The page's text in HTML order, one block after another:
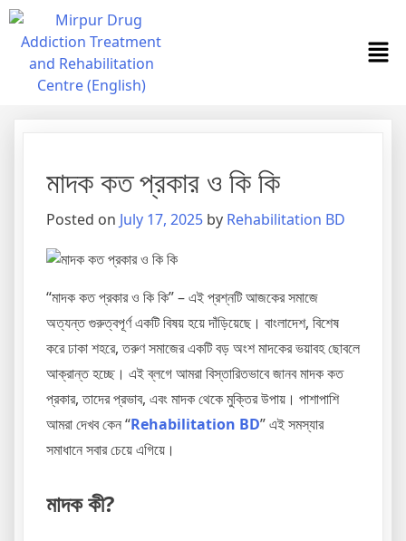
মাদক কত প্রকার ও কি কি
Posted on July 17, 2025 by Rehabilitation BD
“মাদক কত প্রকার ও কি কি” – এই প্রশ্নটি আজকের সমাজে
অত্যন্ত গুরুত্বপূর্ণ একটি বিষয় হয়ে দাঁড়িয়েছে। বাংলাদেশ, বিশেষ
করে ঢাকা শহরে, তরুণ সমাজের একটি বড় অংশ মাদকের ভয়াবহ ছোবলে
আক্রান্ত হচ্ছে। এই ব্লগে আমরা বিস্তারিতভাবে জানব মাদক কত
প্রকার, তাদের প্রভাব, এবং মাদক থেকে মুক্তির উপায়। পাশাপাশি
আমরা দেখব কেন “Rehabilitation BD” এই সমস্যার
সমাধানে সবার চেয়ে এগিয়ে।
মাদক কী?